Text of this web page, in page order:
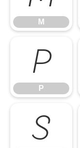
M
P
P
S